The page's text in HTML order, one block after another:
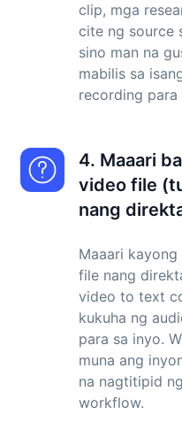
clip, mga
cite ng source
sino man na
mabilis sa
recording
4. Maaari
video file
nang
Maaari
file nang
video to text
kukuha ng
para sa inyo.
muna ang
na nagtitipid
workflow.